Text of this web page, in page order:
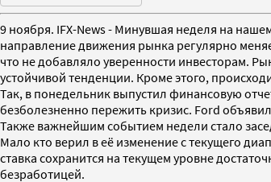
9 ноября. IFX-News - Минувшая неделя на
направление движения рынка регулярно
что не добавляло уверенности инвесторам.
устойчивой тенденции. Кроме этого,
Так, в понедельник выпустил финансовую
безболезненно пережить кризис. Ford
Также важнейшим событием недели стало
Мало кто верил в её изменение с текущего
ставка сохранится на текущем уровне
безработицей.